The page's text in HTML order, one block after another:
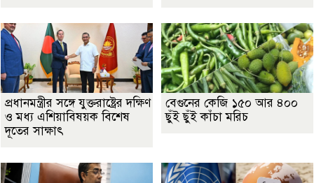
প্রধানমন্ত্রীর সঙ্গে যুক্তরাষ্ট্রের দক্ষিণ
ও মধ্য এশিয়াবিষয়ক বিশেষ
দূতের সাক্ষাৎ
বেগুনের কেজি ১৫০ আর ৪০০
ছুঁই ছুঁই কাঁচা মরিচ